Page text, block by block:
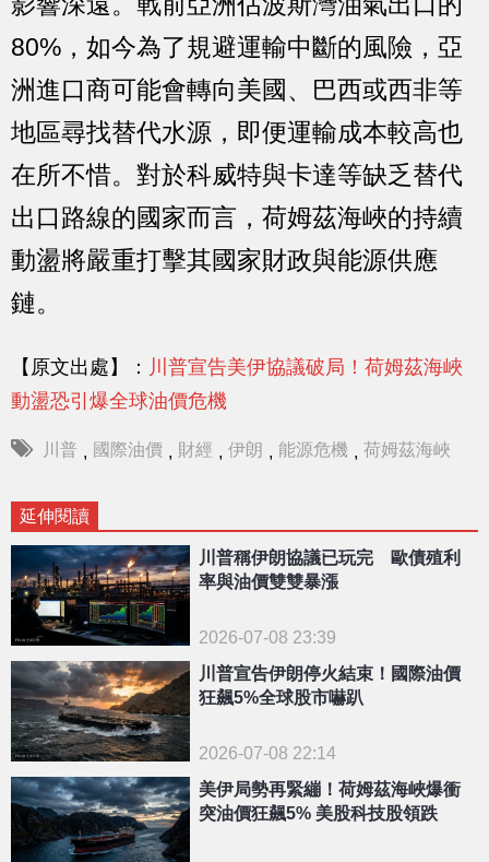
80%，如今為了規避運輸中斷的風險，亞
洲進口商可能會轉向美國、巴西或西非等
地區尋找替代水源，即便運輸成本較高也
在所不惜。對於科威特與卡達等缺乏替代
出口路線的國家而言，荷姆茲海峽的持續
動盪將嚴重打擊其國家財政與能源供應
鏈。
【原文出處】： 川普宣告美伊協議破局！荷姆茲海峽
動盪恐引爆全球油價危機
川普 , 國際油價 , 財經 , 伊朗 , 能源危機 , 荷姆茲海峽
延伸閱讀
川普稱伊朗協議已玩完 歐債殖利
率與油價雙雙暴漲
2026-07-08 23:39
川普宣告伊朗停火結束！國際油價
狂飆5%全球股市嚇趴
2026-07-08 22:14
美伊局勢再緊繃！荷姆茲海峽爆衝
突油價狂飆5% 美股科技股領跌